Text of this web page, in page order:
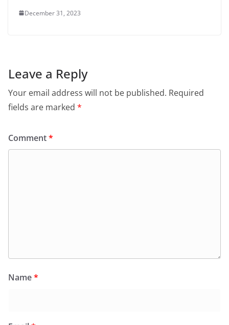
December 31, 2023
Leave a Reply
Your email address will not be published. Required
fields are marked *
Comment*
Name*